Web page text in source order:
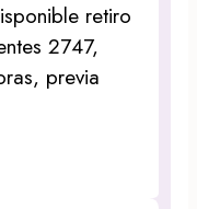
retiro
2747,
previa